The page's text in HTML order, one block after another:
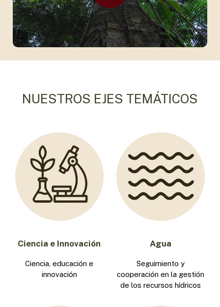
NUESTROS EJES TEMÁTICOS
Ciencia e Innovación
Ciencia, educación e
innovación
Agua
Seguimiento y
cooperación en la gestión
de los recursos hídricos